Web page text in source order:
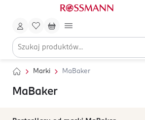
Marki MaBaker
MaBaker